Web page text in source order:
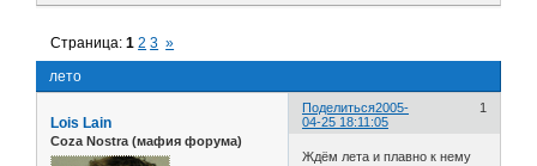
лето
Страница:1 2 3 »
Поделиться 1
2005-
04-25 18:11:05
Lois Lain
Coza Nostra (мафия форума)
Ждём лета и плавно к нему